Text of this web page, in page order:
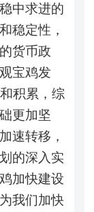
中求进的
稳定性，
货币政
宝鸡发
积累，综
更加坚
速转移，
的深入实
加快建设
我们加快